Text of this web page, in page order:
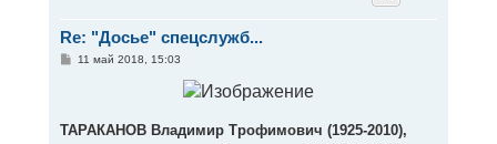
Re: "Досье" спецслужб...
С
е
н
11 май 2018, 15:03
ТАРАКАНОВ Владимир Трофимович (1925-2010),